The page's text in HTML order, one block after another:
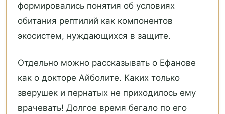
формировались понятия об условиях
обитания рептилий как компонентов
экосистем, нуждающихся в защите.
Отдельно можно рассказывать о Ефанове
как о докторе Айболите. Каких только
зверушек и пернатых не приходилось ему
врачевать! Долгое время бегало по его